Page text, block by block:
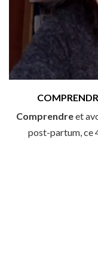
Comprendreet
post-partum, ce